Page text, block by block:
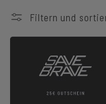
E
G
Filtern und